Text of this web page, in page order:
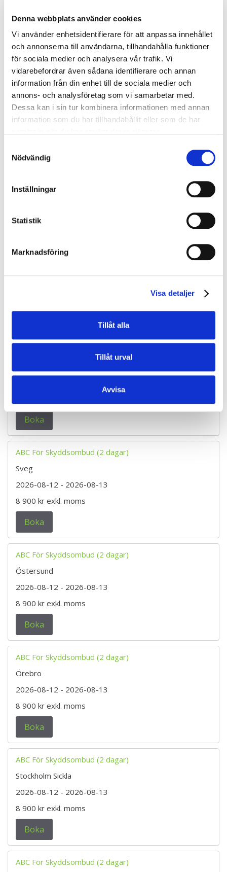
Denna webbplats använder cookies
Vi använder enhetsidentifierare för att anpassa innehållet
och annonserna till användarna, tillhandahålla funktioner
för sociala medier och analysera vår trafik. Vi
vidarebefordrar även sådana identifierare och annan
information från din enhet till de sociala medier och
annons- och analysföretag som vi samarbetar med.
Dessa kan i sin tur kombinera informationen med annan
information som du har tillhandahållit eller som de har
Nödvändig
Inställningar
Statistik
Marknadsföring
Visa detaljer
Tillåt alla
Tillåt urval
Avvisa
BAS P/U - Byggarbetsmiljösamordnare (1 dag)
Sveg
2026-08-11
exkl. moms
Boka
Östersund
6 500 kr exkl. moms
BAS P/U - Byggarbetsmiljösamordnare (1 dag)
2026-08-11
Boka
ABC För Skyddsombud (2 dagar)
Sveg
2026-08-12 - 2026-08-13
8 900 kr exkl. moms
Boka
ABC För Skyddsombud (2 dagar)
Östersund
2026-08-12 - 2026-08-13
8 900 kr exkl. moms
Boka
ABC För Skyddsombud (2 dagar)
Örebro
2026-08-12 - 2026-08-13
8 900 kr exkl. moms
Boka
ABC För Skyddsombud (2 dagar)
Stockholm Sickla
2026-08-12 - 2026-08-13
8 900 kr exkl. moms
Boka
ABC För Skyddsombud (2 dagar)